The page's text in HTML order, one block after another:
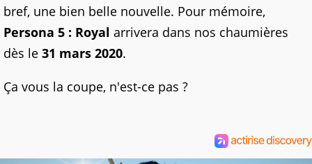
bref, une bien belle nouvelle. Pour mémoire,
Persona 5 : Royal arrivera dans nos chaumières
dès le 31 mars 2020.
Ça vous la coupe, n'est-ce pas ?